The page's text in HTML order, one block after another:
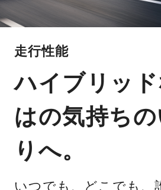
走行性能
ハイブリッ
はの気持ち
りへ。
いつでも、どこでも、